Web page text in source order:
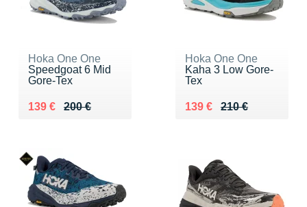
Hoka One One
Speedgoat 6 Mid
Gore-Tex
200 €
Au lieu de 200 €
139 €
Vendu 139 €
Hoka One One
Kaha 3 Low Gore-
Tex
210 €
Au lieu de 210 €
139 €
Vendu 139 €